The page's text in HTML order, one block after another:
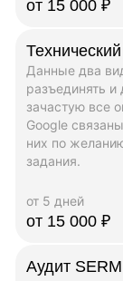
от 15 000 ₽
Данные два
разъединять и
зачастую все
Google
них по
задания.
от 5 дней
от 15 000 ₽
Аудит